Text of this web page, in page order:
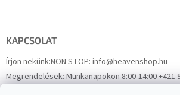
KAPCSOLAT
Írjon nekünk:NON STOP: info@heavenshop.hu
Megrendelések:Munkanapokon 8:00-14:00 +421